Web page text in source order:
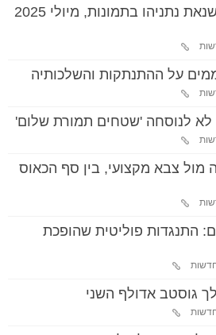
פנחס יחזקאלי: תיעוד שנאת נתניהו בתמונות, מיולי 2025
על ההתנתקות והשלכותיה
לא לנוסחה 'שטחים תמורת שלום'
מול צבא מקצועי, בין סף הכאוס
התנגדות פוליטית שהופכת
גוסטב אדולף השני